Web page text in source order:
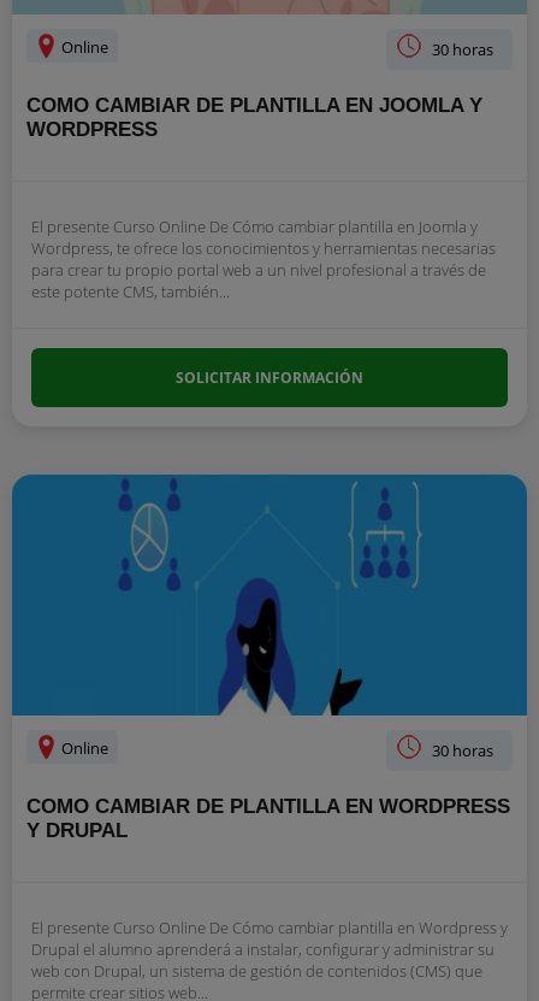
Online 30 horas
COMO CAMBIAR DE PLANTILLA EN JOOMLA Y
WORDPRESS
El presente Curso Online De Cómo cambiar plantilla en Joomla y
Wordpress, te ofrece los conocimientos y herramientas necesarias
para crear tu propio portal web a un nivel profesional a través de
este potente CMS, también...
SOLICITAR INFORMACIÓN
Online 30 horas
COMO CAMBIAR DE PLANTILLA EN WORDPRESS
Y DRUPAL
El presente Curso Online De Cómo cambiar plantilla en Wordpress y
Drupal el alumno aprenderá a instalar, configurar y administrar su
web con Drupal, un sistema de gestión de contenidos (CMS) que
permite crear sitios web...